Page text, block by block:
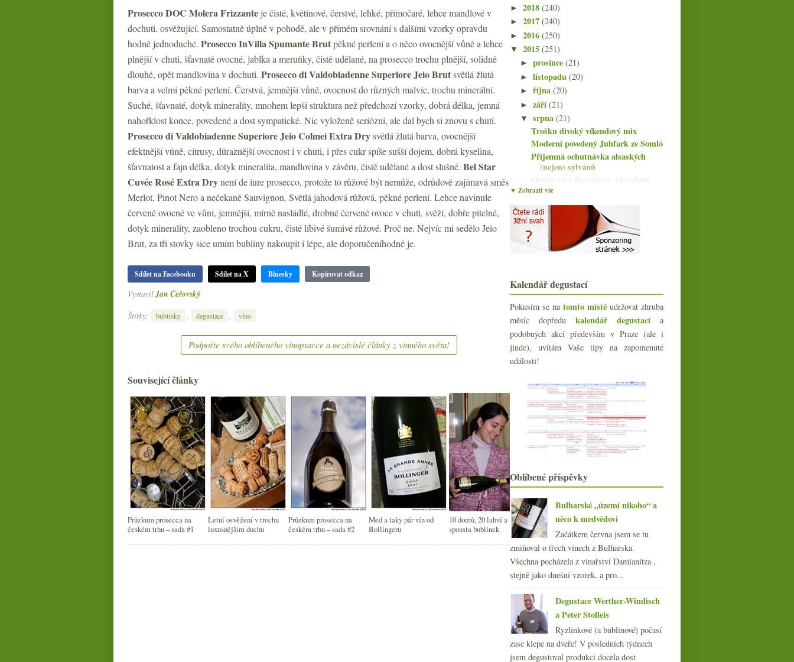
Prosecco DOC Molera Frizzante je čisté, květinové, čerstvé, lehké, přímočaré, lehce mandlové v
dochuti, osvěžující. Samostatně úplně v pohodě, ale v přímém srovnání s dalšími vzorky opravdu
hodně jednoduché. Prosecco InVilla Spumante Brutpěkné perlení a o něco ovocnější vůně a lehce
plnější v chuti, šťavnatě ovocné, jablka a meruňky, čistě udělané, na prosecco trochu plnější, solidně
dlouhé, opět mandlovina v dochuti. Prosecco di Valdobiadenne Superiore Jeio Brutsvětlá žlutá
barva a velmi pěkné perlení. Čerstvá, jemnější vůně, ovocnost do různých malvic, trochu minerální.
Suché, šťavnaté, dotyk minerality, mnohem lepší struktura než předchozí vzorky, dobrá délka, jemná
nahořklost konce, povedené a dost sympatické. Nic vyloženě seriózní, ale dal bych si znovu s chutí.
Prosecco di Valdobiadenne Superiore Jeio Colmei Extra Drysvětlá žlutá barva, ovocnější
efektnější vůně, citrusy, důraznější ovocnost i v chuti, i přes cukr spíše sušší dojem, dobrá kyselina,
šťavnatost a fajn délka, dotyk mineralita, mandlovina v závěru, čistě udělané a dost slušné. Bel Star
Cuvée Rosé Extra Drynení de iure prosecco, protože to růžové být nemůže, odrůdově zajímavá směs
Merlot, Pinot Nero a nečekaně Sauvignon. Světlá jahodová růžová, pěkné perlení. Lehce navinule
červeně ovocné ve vůni, jemnější, mírně nasládlé, drobné červené ovoce v chuti, svěží, dobře pitelné,
dotyk minerality, zaobleno trochou cukru, čisté líbivé šumivé růžové. Proč ne. Nejvíc mi sedělo Jeio
Brut, za tři stovky sice umím bubliny nakoupit i lépe, ale doporučeníhodné je.
Sdílet na Facebooku Sdílet na X Bluesky Kopírovat odkaz
VystavilJan Čeřovský
Štítky:
bublinky degustace víno
Podpořte svého oblíbeného vínopsavce a nezávislé články z vinného světa!
Související články
Průzkum prosecca na
českém trhu – sada #1
Letní osvěžení v trochu
luxusnějším duchu
Průzkum prosecca na
českém trhu – sada #2
Med a taky pár vín od
Bollingeru
10 domů, 20 lahví a
spousta bublinek
Třikrát ryzlinkové bubliny
► 2018 (240)
► 2017 (240)
► 2016 (250)
▼ 2015 (251)
►prosince(21)
►listopadu(20)
►října(20)
►září(21)
▼srpna(21)
Trošku divoký víkendový mix
Moderní povedený Juhfark ze Somló
Příjemná ochutnávka alsaských
(nejen) sylvánů
Oranžová v Decanteru, ukradený
megakorek, australs...
Slušná nesířená Valpolicella
Bezva weissburgunder a povedené
Soave
Krátké gastrotipy, jeden
českobudějovický
Judith Beck
Sucho a teplo, soudní spory, kvevri,
104 bodů
Přetrvávající sentiment u tří
francouzských vín
Naředěná kaplička aneb… déjà
Podpora Řecka lahví Retsiny a tip
na koktejl
Chutné novinky od Gut Oggau
Mladé Vermentino a zralejší Arneis
Riedel vyhrožující a pár vinných
zpráv
Poslední z Portugalů a pěkné
Minivertikála pinotu z Egeru
VOCčkový veltlín a jeden odlišně
minimální
Osvěžení pár lahvemi prosecca Bisol
►července(23)
► června(22)
► května(19)
►dubna(21)
►března(22)
►února(20)
►ledna (21)
►2014(254)
►2013(249)
►2012(254)
▼ Zobrazit vše
Kalendář degustací
Pokusím se na tomto místě udržovat zhruba
měsíc dopředu kalendář degustacía
podobných akcí především v Praze (ale i
jinde), uvítám Vaše tipy na zapomenuté
události!
Oblíbené příspěvky
Bulharské „území nikoho“ a
něco k medvědovi
Začátkem června jsem se tu
zmiňoval o třech vínech z Bulharska.
Všechna pocházela z vinařství Damianitza ,
stejně jako dnešní vzorek, a pro...
Degustace Werther-Windisch
a Peter Stolleis
Ryzlinkové (a bublinové) počasí
zase klepe na dveře! V posledních týdnech
jsem degustoval produkci docela dost